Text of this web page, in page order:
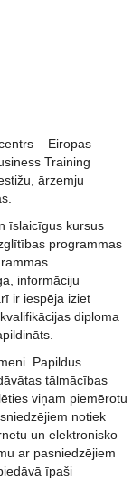
– Eiropas
Training
ārzemju
īslaicīgus kursus
programmas
informāciju
ir iespēja iziet
diploma
Papildus
tālmācības
viņam piemērotu
notiek
un elektronisko
ar pasniedzējiem
īpaši